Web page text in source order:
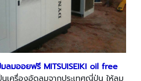
ลมออยฟรี MITSUISEIKI oil free